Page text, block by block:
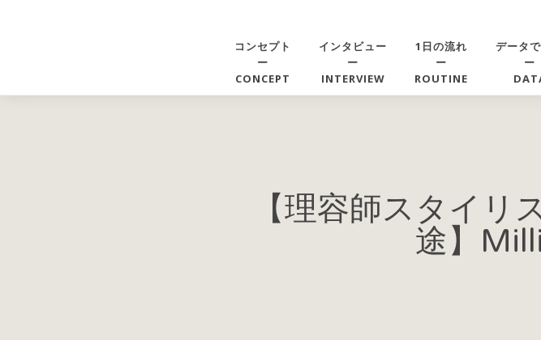
コンセプト
ー
CONCEPT
インタビュー
ー
INTERVIEW
1日の流れ
ー
ROUTINE
データ
ー
【理容師スタイ
途】